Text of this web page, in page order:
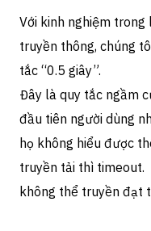
Với kinh nghiệm
truyền thông, chúng
tắc “0.5 giây”.
Đây là quy tắc ngầm
đầu tiên người dùng
họ không hiểu được
truyền tải thì
không thể truyền đạt